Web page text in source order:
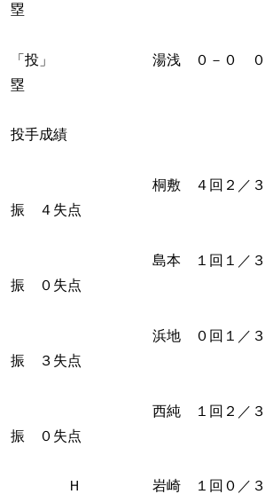
塁
「投」 湯浅 ０－０ ０本
塁
投手成績
桐敷 ４回２／３ ５
振 ４失点
島本 １回１／３ １
振 ０失点
浜地 ０回１／３ ２
振 ３失点
西純 １回２／３ ０
振 ０失点
Ｈ 岩崎 １回０／３